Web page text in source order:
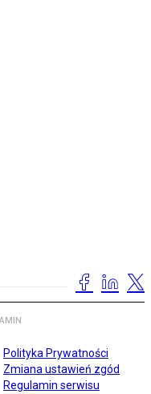
Polityka Prywatności
Zmiana ustawień zgód
Regulamin serwisu